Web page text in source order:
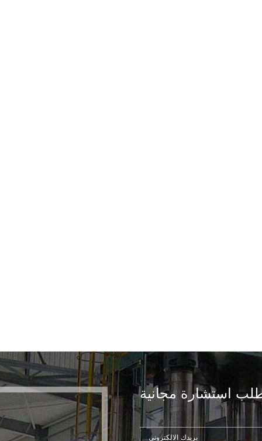
استشارة مجانية